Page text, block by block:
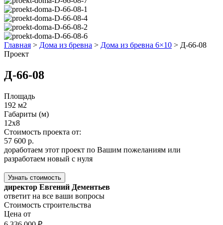
Главная > Дома из бревна > Дома из бревна 6×10 > Д-66-08
Проект
Д-66-08
Площадь
192 м2
Габариты (м)
12x8
Стоимость проекта от:
57 600 р.
доработаем этот проект по Вашим пожеланиям или
разработаем новый с нуля
Узнать стоимость
директор Евгений Дементьев
ответит на все ваши вопросы
Стоимость строительства
Цена от